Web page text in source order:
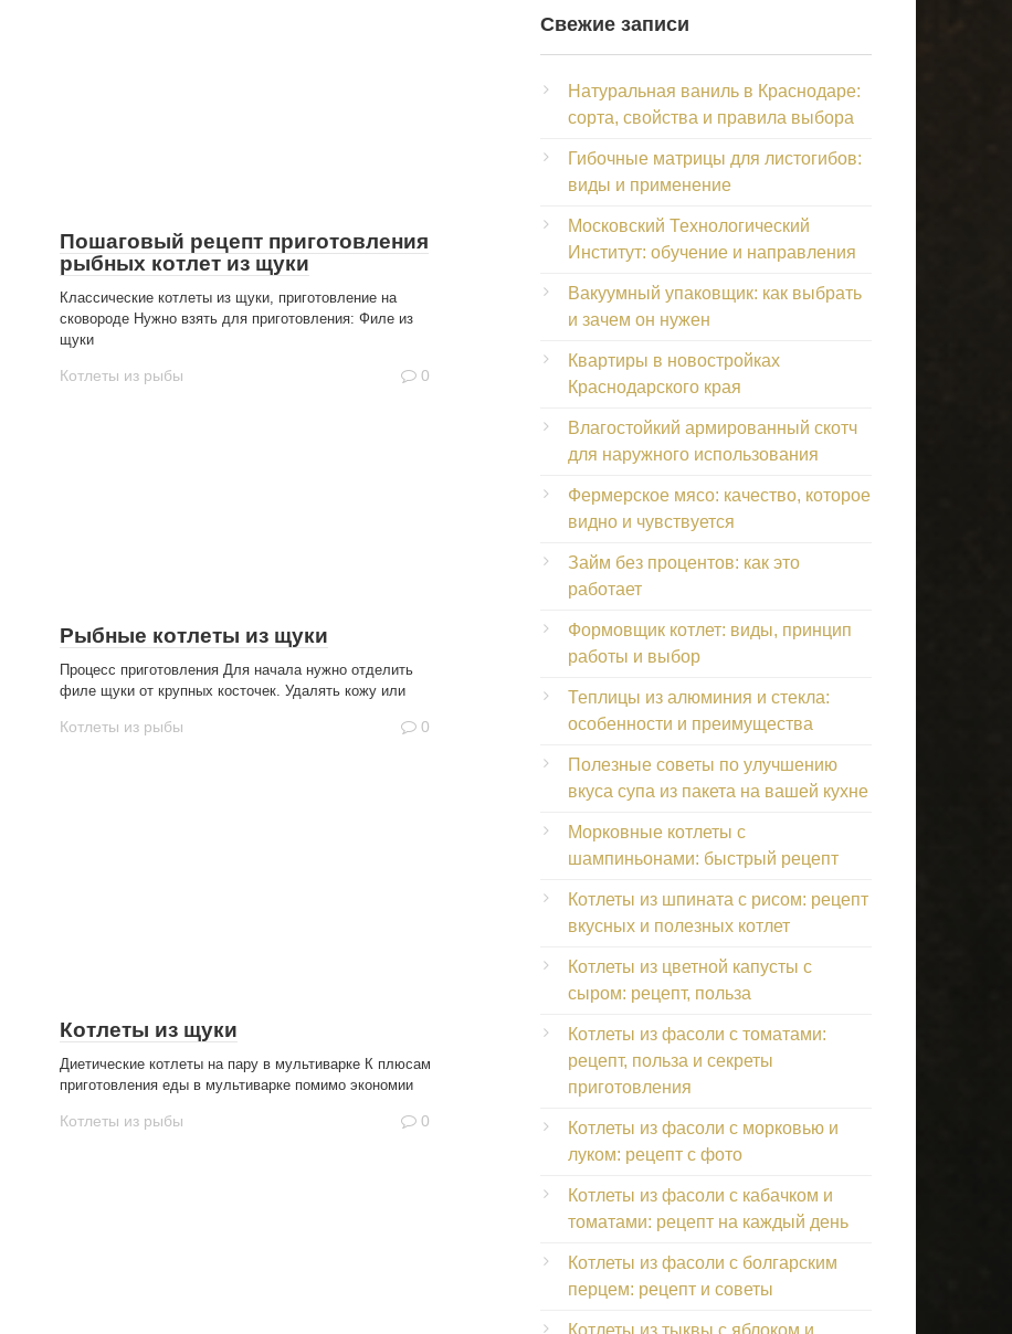
Пошаговый рецепт приготовления
рыбных котлет из щуки
Классические котлеты из щуки, приготовление на
сковороде Нужно взять для приготовления: Филе из
щуки
Котлеты из рыбы 0
Рыбные котлеты из щуки
Процесс приготовления Для начала нужно отделить
филе щуки от крупных косточек. Удалять кожу или
Котлеты из рыбы 0
Котлеты из щуки
Диетические котлеты на пару в мультиварке К плюсам
приготовления еды в мультиварке помимо экономии
Котлеты из рыбы 0
Свежие записи
Натуральная ваниль в Краснодаре:
сорта, свойства и правила выбора
Гибочные матрицы для листогибов:
виды и применение
Московский Технологический
Институт: обучение и направления
Вакуумный упаковщик: как выбрать
и зачем он нужен
Квартиры в новостройках
Краснодарского края
Влагостойкий армированный скотч
для наружного использования
Фермерское мясо: качество, которое
видно и чувствуется
Займ без процентов: как это
работает
Формовщик котлет: виды, принцип
работы и выбор
Теплицы из алюминия и стекла:
особенности и преимущества
Полезные советы по улучшению
вкуса супа из пакета на вашей кухне
Морковные котлеты с
шампиньонами: быстрый рецепт
Котлеты из шпината с рисом: рецепт
вкусных и полезных котлет
Котлеты из цветной капусты с
сыром: рецепт, польза
Котлеты из фасоли с томатами:
рецепт, польза и секреты
приготовления
Котлеты из фасоли с морковью и
луком: рецепт с фото
Котлеты из фасоли с кабачком и
томатами: рецепт на каждый день
Котлеты из фасоли с болгарским
перцем: рецепт и советы
Котлеты из тыквы с яблоком и